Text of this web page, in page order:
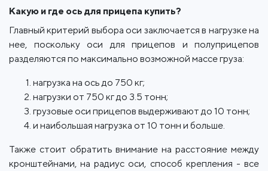
Какую и где ось для прицепа купить?
Главный критерий выбора оси заключается в нагрузке на
нее, поскольку оси для прицепов и полуприцепов
разделяются по максимально возможной массе груза:
нагрузка на ось до 750 кг;
нагрузки от 750 кг до 3.5 тонн;
грузовые оси прицепов выдерживают до 10 тонн;
и наибольшая нагрузка от 10 тонн и больше.
Также стоит обратить внимание на расстояние между
кронштейнами, на радиус оси, способ крепления - все